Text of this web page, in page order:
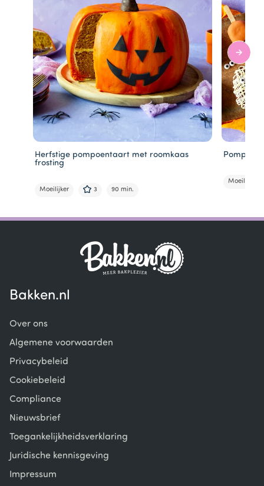
Herfstige pompoentaart met roomkaas
frosting
Moeilijker 3 90 min.
Pompoen
Moeilijk
1
Bakken.nl
Over ons
Algemene voorwaarden
Privacybeleid
Cookiebeleid
Compliance
Nieuwsbrief
Toegankelijkheidsverklaring
Juridische kennisgeving
Impressum